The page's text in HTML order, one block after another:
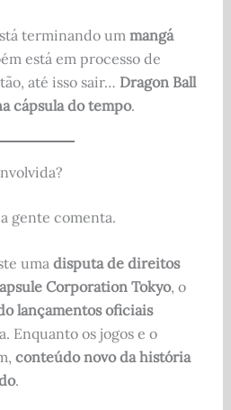
terminando um mangá
está em processo de
até isso sair… Dragon Ball
cápsula do tempo.
gente comenta.
uma disputa de direitos
Corporation Tokyo, o
lançamentos oficiais
Enquanto os jogos e o
conteúdo novo da história
.